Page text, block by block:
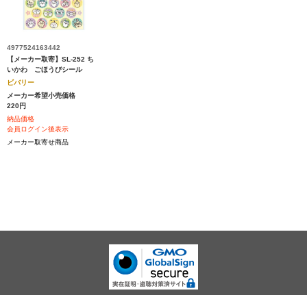
4977524163442
【メーカー取寄】SL-252 ち
いかわ ごほうびシール
ビバリー
メーカー希望小売価格
220円
納品価格
会員ログイン後表示
メーカー取寄せ商品